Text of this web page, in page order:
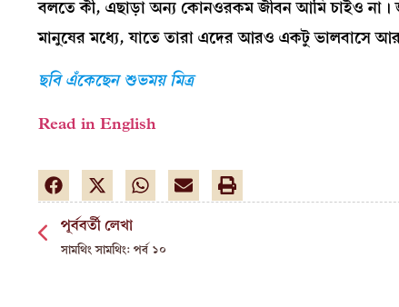
বলতে কী, এছাড়া অন্য কোনওরকম জীবন আমি চাইও না।
মানুষের মধ্যে, যাতে তারা এদের আরও একটু ভালবাসে আর
ছবি এঁকেছেন শুভময় মিত্র
Read in English
পূর্ববর্তী লেখা
সামথিং সামথিং: পর্ব ১০